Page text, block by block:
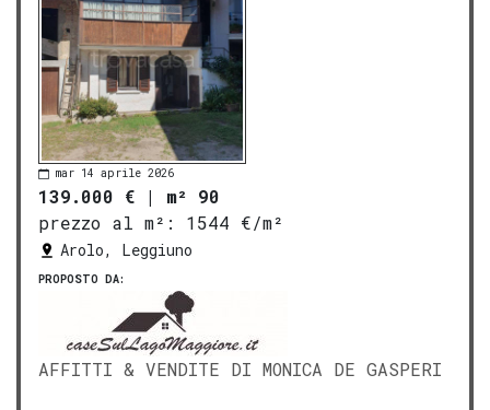
mar 14 aprile 2026
139.000 € | m² 90
prezzo al m²:
1544 €/m²
Arolo, Leggiuno
PROPOSTO DA:
AFFITTI & VENDITE DI MONICA DE GASPERI